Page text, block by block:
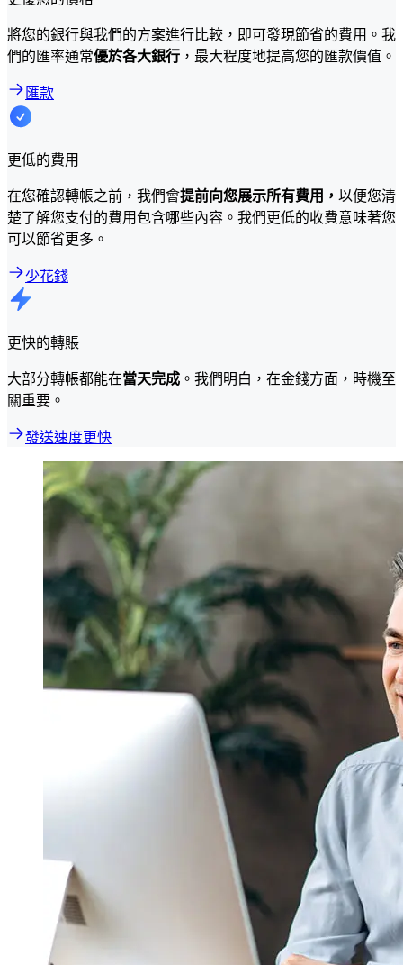
將您的銀行與我們的方案進行比較，即可發現節省的費用。我
們的匯率通常優於各大銀行 ，最大程度地提高您的匯款價值。
匯款
更低的費用
在您確認轉帳之前，我們會提前向您展示所有費用， 以便您清
楚了解您支付的費用包含哪些內容。我們更低的收費意味著您
可以節省更多。
少花錢
更快的轉賬
大部分轉帳都能在當天完成 。我們明白，在金錢方面，時機至
關重要。
發送速度更快